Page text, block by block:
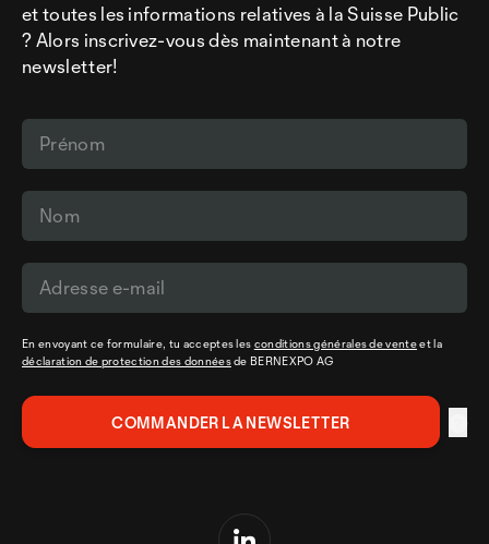
et toutes les informations relatives à la Suisse Public
? Alors inscrivez-vous dès maintenant à notre
newsletter!
En envoyant ce formulaire, tu acceptes les conditions générales de venteet la
déclaration de protection des donnéesde BERNEXPO AG